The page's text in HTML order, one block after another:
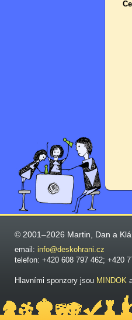
© 2001–2026 Martin, Dan a
email: info@deskohrani.cz
telefon: +420 608 797 462; +420
Hlavními sponzory jsou MINDOK